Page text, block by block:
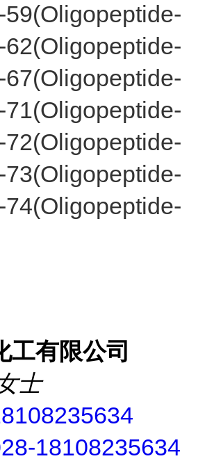
工有限公司
士
18108235634